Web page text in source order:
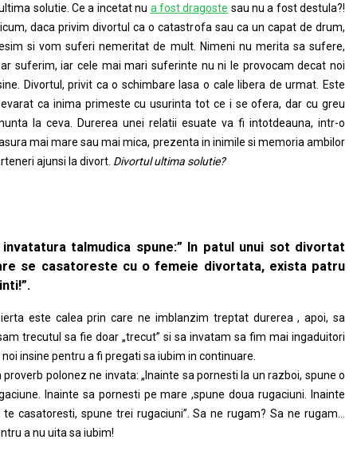
solutie. Ce a incetat nu a fost dragoste sau nu a fost destula?!
daca privim divortul ca o catastrofa sau ca un capat de drum,
si vom suferi nemeritat de mult. Nimeni nu merita sa sufere,
suferim, iar cele mai mari suferinte nu ni le provocam decat noi
Divortul, privit ca o schimbare lasa o cale libera de urmat. Este
ca inima primeste cu usurinta tot ce i se ofera, dar cu greu
la ceva. Durerea unei relatii esuate va fi intotdeauna, intr-o
mai mare sau mai mica, prezenta in inimile si memoria ambilor
ajunsi la divort. Divortul ultima solutie?
invatatura talmudica spune:” In patul unui sot divortat
se casatoreste cu o femeie divortata, exista patru
este calea prin care ne imblanzim treptat durerea , apoi, sa
trecutul sa fie doar „trecut” si sa invatam sa fim mai ingaduitori
noi insine pentru a fi pregati sa iubim in continuare.
proverb polonez ne invata: „Inainte sa pornesti la un razboi, spune o
Inainte sa pornesti pe mare ,spune doua rugaciuni. Inainte
te casatoresti, spune trei rugaciuni”. Sa ne rugam? Sa ne rugam…
a nu uita sa iubim!